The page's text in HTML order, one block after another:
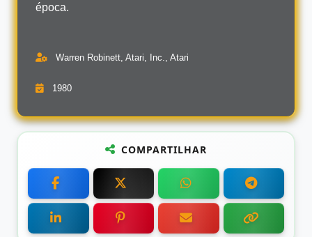
época.
Warren Robinett, Atari, Inc., Atari
1980
COMPARTILHAR